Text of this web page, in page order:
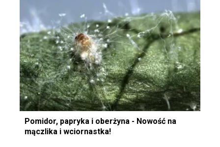
Pomidor, papryka i oberżyna - Nowość na
mączlika i wciornastka!